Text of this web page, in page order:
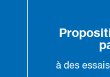
à des